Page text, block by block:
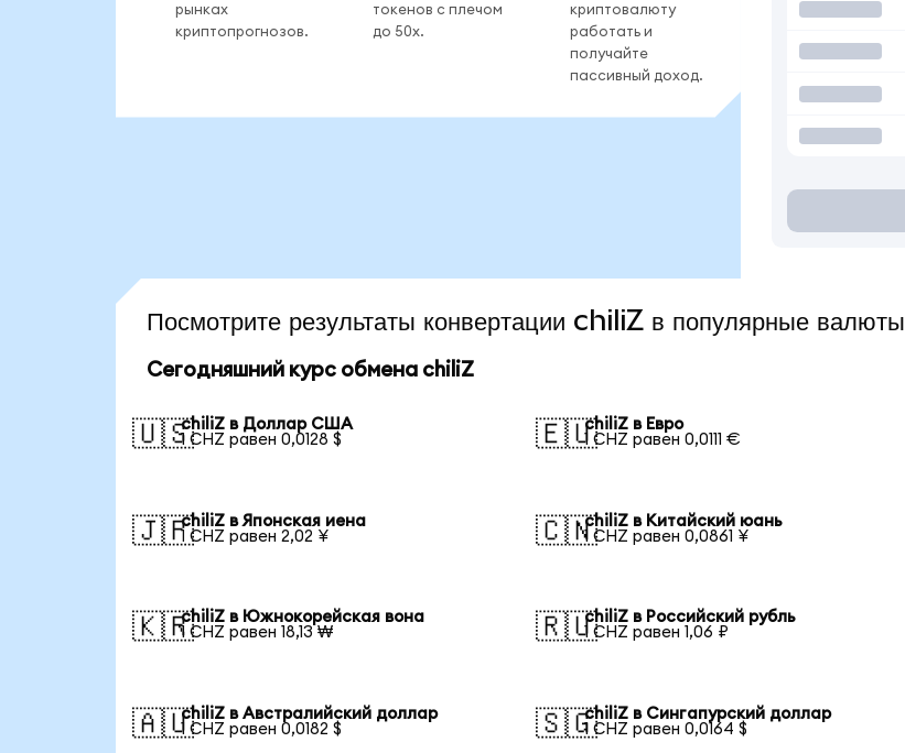
рынках
криптопрогнозов.
токенов с плечом
до 50x.
криптовалюту
работать и
получайте
пассивный доход.
Посмотрите результаты конвертации chiliZ в популярные валюты
Сегодняшний курс обмена chiliZ
🇺🇸chiliZ в Доллар США
1 CHZ равен 0,0128 $
🇪🇺chiliZ в Евро
1 CHZ равен 0,0111 €
🇯🇵chiliZ в Японская иена
1 CHZ равен 2,02 ¥
🇨🇳chiliZ в Китайский юань
1 CHZ равен 0,0861 ¥
🇰🇷chiliZ в Южнокорейская вона
1 CHZ равен 18,13 ₩
🇷🇺chiliZ в Российский рубль
1 CHZ равен 1,06 ₽
🇦🇺chiliZ в Австралийский доллар
1 CHZ равен 0,0182 $
🇸🇬chiliZ в Сингапурский доллар
1 CHZ равен 0,0164 $